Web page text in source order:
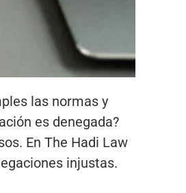
las normas y
es denegada?
En The Hadi Law
injustas.